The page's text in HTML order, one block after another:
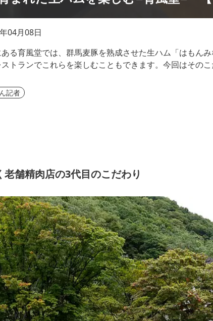
04月08日
る育風堂では、群馬麦豚を熟成させた生ハム「はもん
トランでこれらを楽しむこともできます。今回はそのこ
記者
老舗精肉店の3代目のこだわり